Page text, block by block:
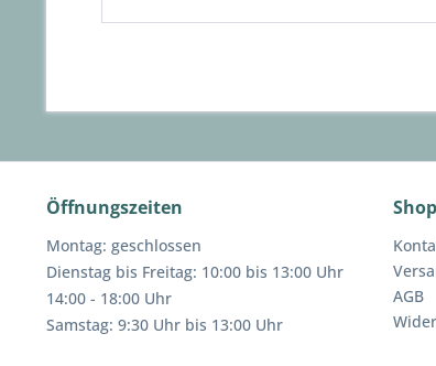
Öffnungszeiten
Montag: geschlossen
Dienstag bis Freitag: 10:00 bis 13:00 Uhr
14:00 - 18:00 Uhr
Samstag: 9:30 Uhr bis 13:00 Uhr
AGB